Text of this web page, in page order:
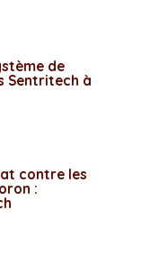
de
Sentritech à
contre les
: